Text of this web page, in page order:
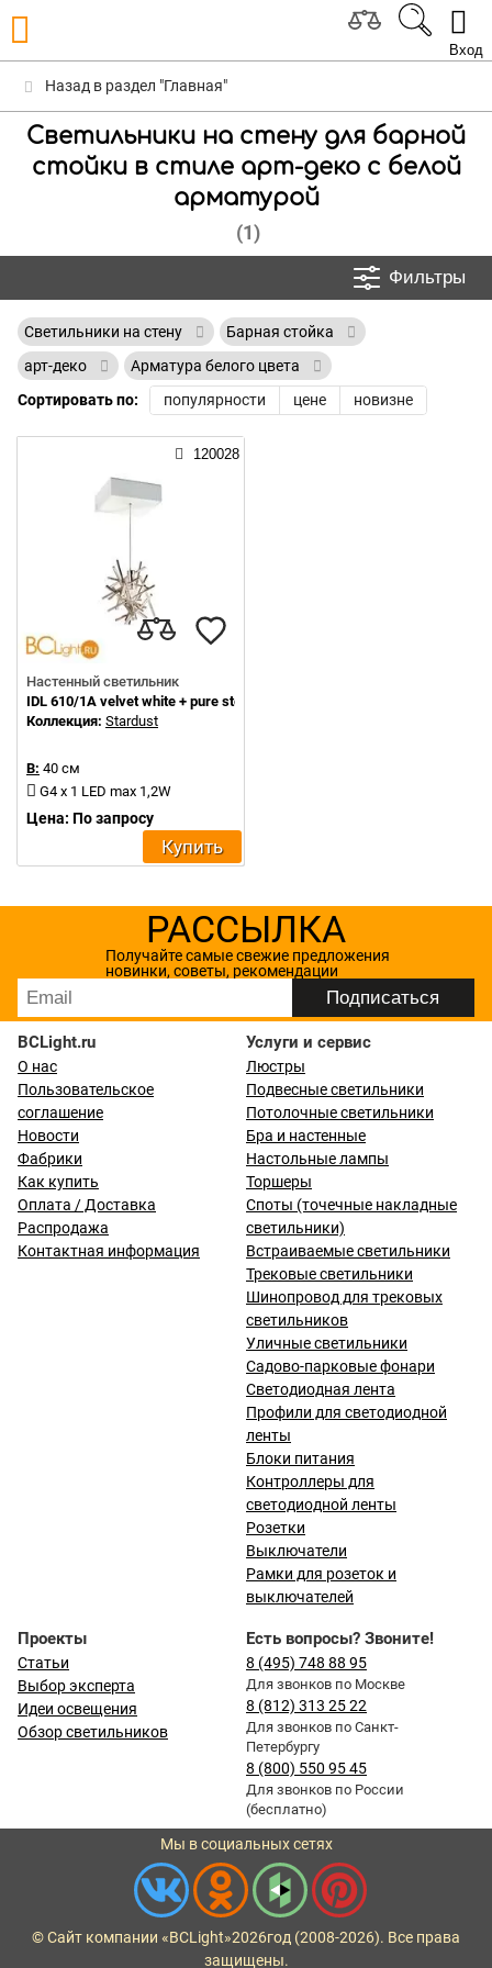
Вход
Назад в раздел "Главная"
Светильники на стену для барной
стойки в стиле арт-деко с белой
арматурой
(1)
Фильтры
Светильники на стену
Барная стойка
арт-деко
Арматура белого цвета
Сортировать по:
популярности цене новизне
120028
Настенный светильник
IDL 610/1A velvet white + pure steel
Коллекция: Stardust
В: 40 см
G4 x 1 LED max 1,2W
Цена: По запросу
Купить
РАССЫЛКА
Получайте самые свежие предложения
новинки, советы, рекомендации
BCLight.ru
О нас
Пользовательское
соглашение
Новости
Фабрики
Как купить
Оплата / Доставка
Распродажа
Контактная информация
Услуги и сервис
Люстры
Подвесные светильники
Потолочные светильники
Бра и настенные
Настольные лампы
Торшеры
Споты (точечные накладные
светильники)
Встраиваемые светильники
Трековые светильники
Шинопровод для трековых
светильников
Уличные светильники
Садово-парковые фонари
Светодиодная лента
Профили для светодиодной
ленты
Блоки питания
Контроллеры для
светодиодной ленты
Розетки
Выключатели
Рамки для розеток и
выключателей
Проекты
Статьи
Выбор эксперта
Идеи освещения
Обзор светильников
Есть вопросы? Звоните!
8 (495) 748 88 95
Для звонков по Москве
8 (812) 313 25 22
Для звонков по Санкт-
Петербургу
8 (800) 550 95 45
Для звонков по России
(бесплатно)
Мы в социальных сетях
© Сайт компании «BCLight»2026год (2008-2026). Все права
защищены.